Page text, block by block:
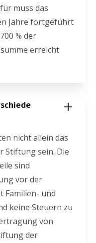
muss das
Jahre fortgeführt
% der
erreicht
nicht allein das
Stiftung sein. Die
sind
vor der
Familien- und
keine Steuern zu
von
der